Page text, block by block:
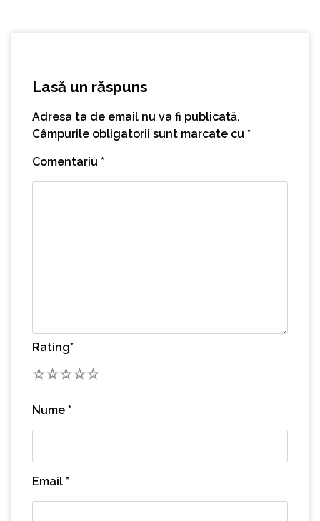
Lasă un răspuns
Adresa ta de email nu va fi publicată.
Câmpurile obligatorii sunt marcate cu *
Comentariu *
Rating*
5
4
3
2
Nume *
Email *